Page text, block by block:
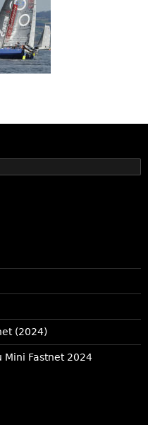
(2024)
Mini Fastnet 2024